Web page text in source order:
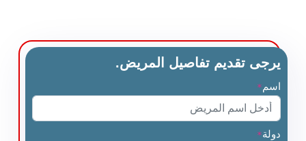
يرجى تقديم تفاصيل المريض.
اسم *
دولة*